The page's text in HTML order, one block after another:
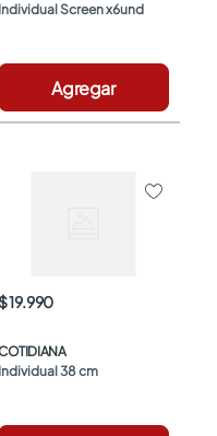
Individual Screen x6und
Agregar
$ 19.990
Individual 38 cm